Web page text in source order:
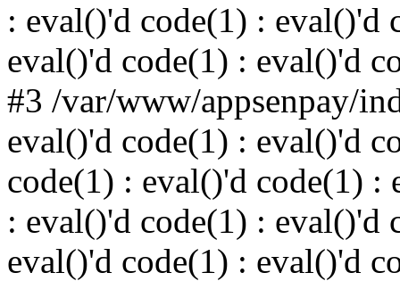
: eval()'d code(1) : eval()'d
eval()'d code(1) : eval()'d
#3 /var/www/appsenpay/
eval()'d code(1) : eval()'d
code(1) : eval()'d code(1) :
: eval()'d code(1) : eval()'d
eval()'d code(1) : eval()'d